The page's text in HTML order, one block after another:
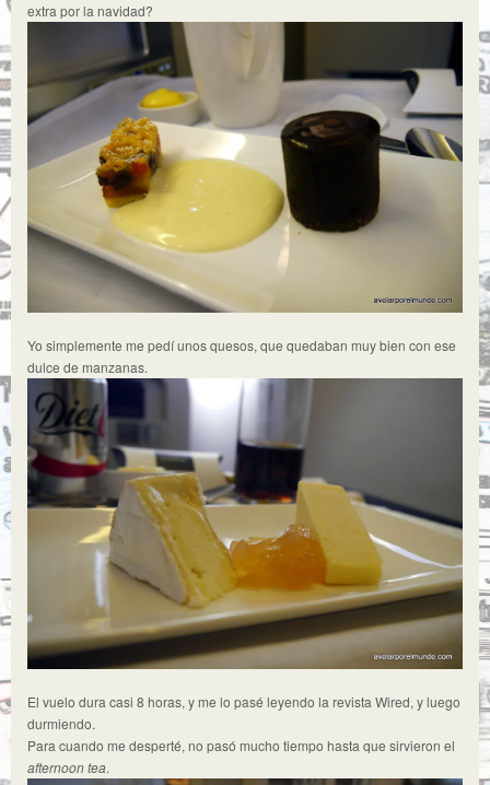
extra por la navidad?
Yo simplemente me pedí unos quesos, que quedaban muy bien con ese
dulce de manzanas.
El vuelo dura casi 8 horas, y me lo pasé leyendo la revista Wired, y luego
durmiendo.
Para cuando me desperté, no pasó mucho tiempo hasta que sirvieron el
afternoon tea.